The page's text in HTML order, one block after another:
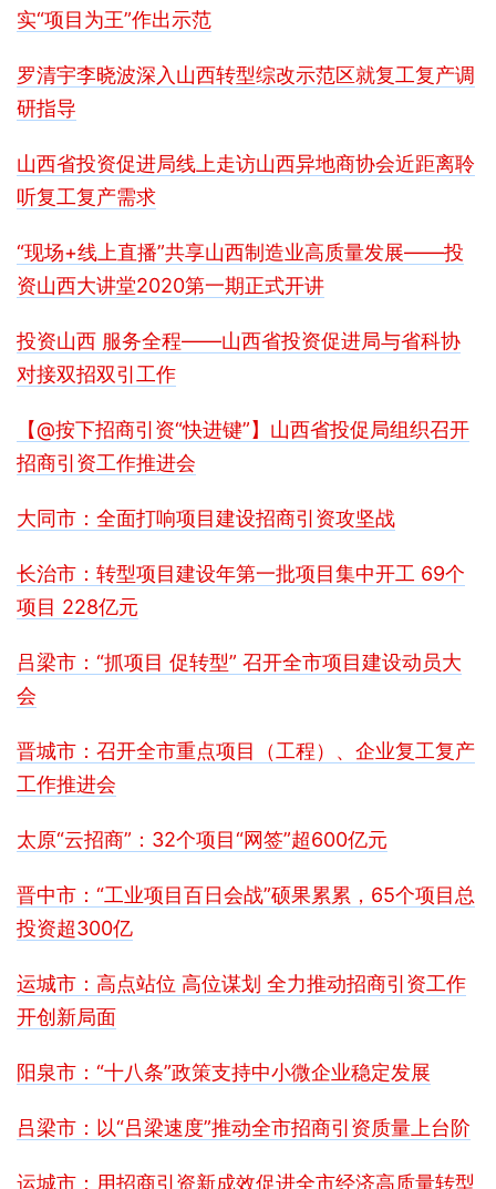
实“项目为王”作出示范
罗清宇李晓波深入山西转型综改示范区就复工复产调
研指导
山西省投资促进局线上走访山西异地商协会近距离聆
听复工复产需求
“现场+线上直播”共享山西制造业高质量发展——投
资山西大讲堂2020第一期正式开讲
投资山西 服务全程——山西省投资促进局与省科协
对接双招双引工作
【@按下招商引资“快进键”】山西省投促局组织召开
招商引资工作推进会
大同市：全面打响项目建设招商引资攻坚战
长治市：转型项目建设年第一批项目集中开工 69个
项目 228亿元
吕梁市：“抓项目 促转型” 召开全市项目建设动员大
会
晋城市：召开全市重点项目（工程）、企业复工复产
工作推进会
太原“云招商”：32个项目“网签”超600亿元
晋中市：“工业项目百日会战”硕果累累，65个项目总
投资超300亿
运城市：高点站位 高位谋划 全力推动招商引资工作
开创新局面
阳泉市：“十八条”政策支持中小微企业稳定发展
吕梁市：以“吕梁速度”推动全市招商引资质量上台阶
运城市：用招商引资新成效促进全市经济高质量转型